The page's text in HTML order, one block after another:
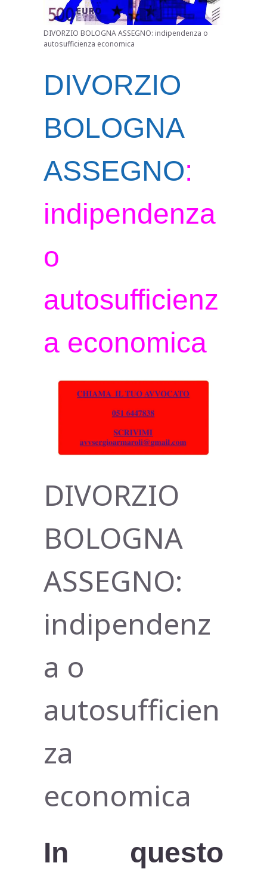
DIVORZIO BOLOGNA ASSEGNO: indipendenza o
autosufficienza economica
DIVORZIO
BOLOGNA
ASSEGNO:
indipendenza
o
autosufficienz
a economica
DIVORZIO
BOLOGNA
ASSEGNO:
indipendenz
a o
autosufficien
za
economica
In questo